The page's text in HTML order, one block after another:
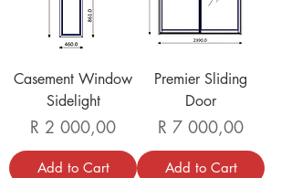
Casement Window
Sidelight
Price
R 2 000,00
Add to Cart
Premier Sliding
Door
Price
R 7 000,00
Add to Cart